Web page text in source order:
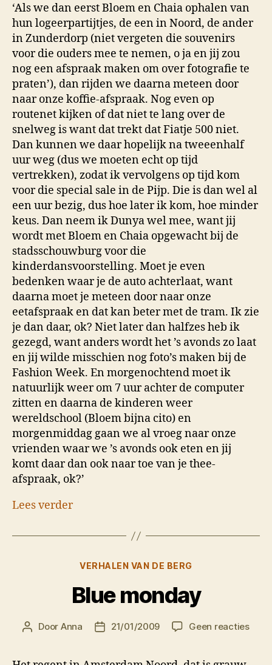
‘Als we dan eerst Bloem en Chaia ophalen van
hun logeerpartijtjes, de een in Noord, de ander
in Zunderdorp (niet vergeten die souvenirs
voor die ouders mee te nemen, o ja en jij zou
nog een afspraak maken om over fotografie te
praten’), dan rijden we daarna meteen door
naar onze koffie-afspraak. Nog even op
routenet kijken of dat niet te lang over de
snelweg is want dat trekt dat Fiatje 500 niet.
Dan kunnen we daar hopelijk na tweeenhalf
uur weg (dus we moeten echt op tijd
vertrekken), zodat ik vervolgens op tijd kom
voor die special sale in de Pijp. Die is dan wel al
een uur bezig, dus hoe later ik kom, hoe minder
keus. Dan neem ik Dunya wel mee, want jij
wordt met Bloem en Chaia opgewacht bij de
stadsschouwburg voor die
kinderdansvoorstelling. Moet je even
bedenken waar je de auto achterlaat, want
daarna moet je meteen door naar onze
eetafspraak en dat kan beter met de tram. Ik zie
je dan daar, ok? Niet later dan halfzes heb ik
gezegd, want anders wordt het ’s avonds zo laat
en jij wilde misschien nog foto’s maken bij de
Fashion Week. En morgenochtend moet ik
natuurlijk weer om 7 uur achter de computer
zitten en daarna de kinderen weer
wereldschool (Bloem bijna cito) en
morgenmiddag gaan we al vroeg naar onze
vrienden waar we ’s avonds ook eten en jij
komt daar dan ook naar toe van je thee-
afspraak, ok?’
Lees verder
Categorieën
VERHALEN VAN DE BERG
Blue monday
Berichtauteur
Door Anna Berichtdatum
21/01/2009 Geen reactiesop